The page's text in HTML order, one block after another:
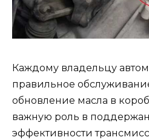
Каждому владельцу
правильное
обновление масла в
важную роль в
эффективности